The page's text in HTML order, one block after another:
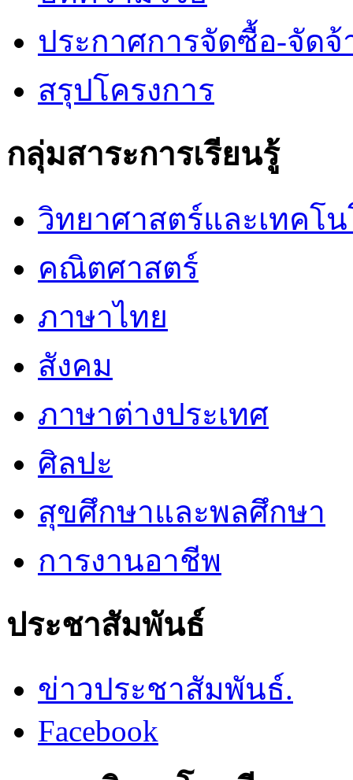
ประกาศการจัดซื้อ-จัดจ้
สรุปโครงการ
กลุ่มสาระการเรียนรู้
วิทยาศาสตร์และเทคโ
คณิตศาสตร์
ภาษาไทย
สังคม
ภาษาต่างประเทศ
ศิลปะ
สุขศึกษาและพลศึกษา
การงานอาชีพ
ประชาสัมพันธ์
ข่าวประชาสัมพันธ์.
Facebook